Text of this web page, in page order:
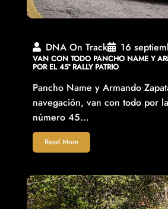
DNA On Track 16
VAN CON TODO PANCHO NAME Y
POR EL 45º RALLY PATRIO
Pancho Name y Armando
navegación, van con todo por
número 45…
Read More